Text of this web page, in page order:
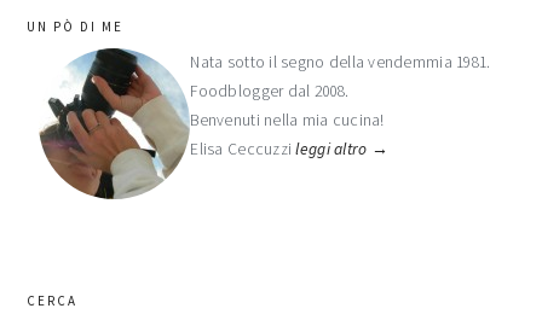
barra
laterale
primaria
UN PÒ DI ME
Nata sotto il segno della vendemmia 1981.
Foodblogger dal 2008.
Benvenuti nella mia cucina!
Elisa Ceccuzzileggi altro →
CERCA